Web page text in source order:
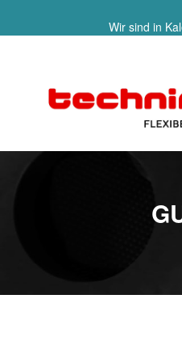
Wir sind in